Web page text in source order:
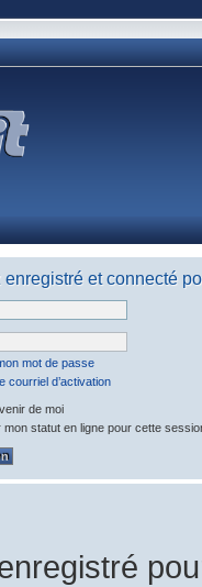
et connecté
mot de passe
courriel d’activation
de moi
mon statut en ligne pour cette